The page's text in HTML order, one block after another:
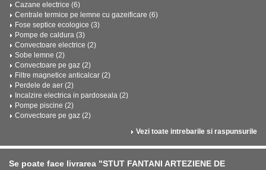
Cazane electrice (6)
Centrale termice pe lemne cu gazeificare (6)
Fose septice ecologice (3)
Pompe de caldura (3)
Convectoare electrice (2)
Sobe lemne (2)
Convectoare pe gaz (2)
Filtre magnetice anticalcar (2)
Perdele de aer (2)
Incalzire electrica in pardoseala (2)
Pompe piscine (2)
Convectoare pe gaz (2)
Vezi toate intrebarile si raspunsurile
Se poate face livrarea "STUT FANTANI ARTEZIENE DE